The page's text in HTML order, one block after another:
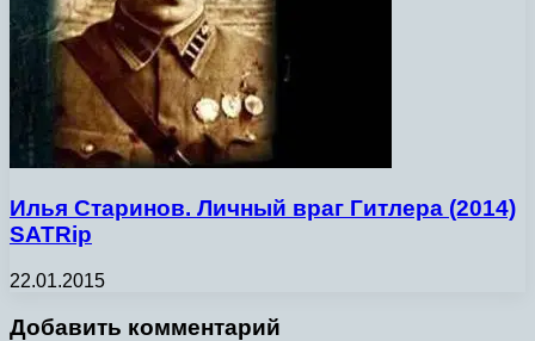
Илья Старинов. Личный враг Гитлера (2014)
SATRip
22.01.2015
Добавить комментарий